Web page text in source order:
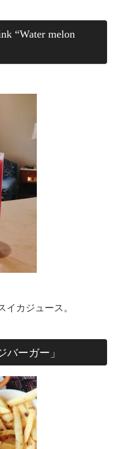
“Water melon
イカジュース。
バーガー」